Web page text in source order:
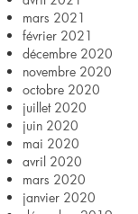
mars 2021
février 2021
décembre 2020
novembre 2020
octobre 2020
juillet 2020
juin 2020
mai 2020
avril 2020
mars 2020
janvier 2020